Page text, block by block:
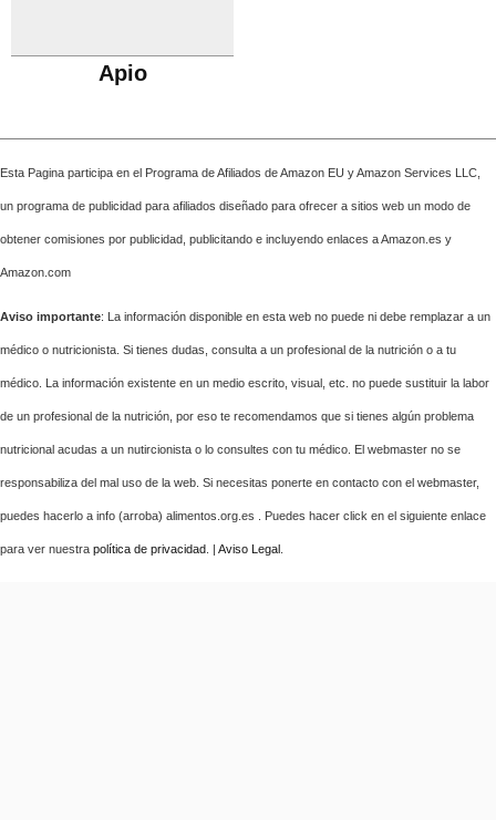
Apio
Esta Pagina participa en el Programa de Afiliados de Amazon EU y Amazon Services LLC,
un programa de publicidad para afiliados diseñado para ofrecer a sitios web un modo de
obtener comisiones por publicidad, publicitando e incluyendo enlaces a Amazon.es y
Amazon.com
Aviso importante: La información disponible en esta web no puede ni debe remplazar a un
médico o nutricionista. Si tienes dudas, consulta a un profesional de la nutrición o a tu
médico. La información existente en un medio escrito, visual, etc. no puede sustituir la labor
de un profesional de la nutrición, por eso te recomendamos que si tienes algún problema
nutricional acudas a un nutircionista o lo consultes con tu médico. El webmaster no se
responsabiliza del mal uso de la web. Si necesitas ponerte en contacto con el webmaster,
puedes hacerlo a info (arroba) alimentos.org.es . Puedes hacer click en el siguiente enlace
para ver nuestra política de privacidad . | Aviso Legal